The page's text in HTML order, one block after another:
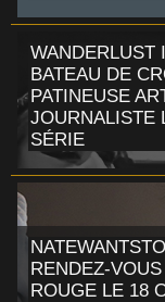
WANDERLUST
BATEAU DE
PATINEUSE
JOURNALISTE
SÉRIE
RENDEZ-
ROUGE LE 18